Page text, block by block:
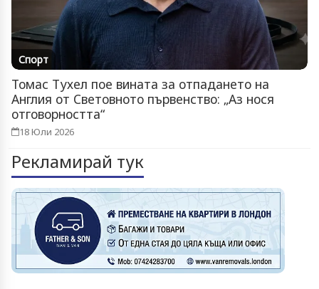
Спорт
Томас Тухел пое вината за отпадането на
Англия от Световното първенство: „Аз нося
отговорността“
18 Юли 2026
Рекламирай тук